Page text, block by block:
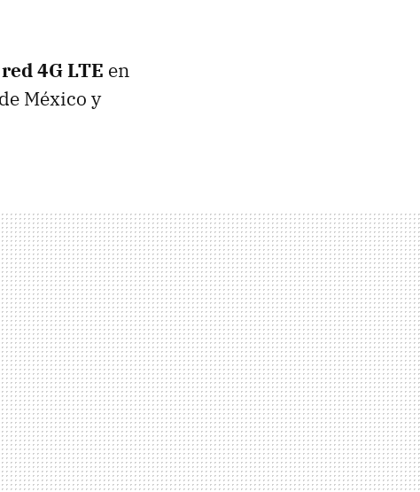
4G LTE en
México y